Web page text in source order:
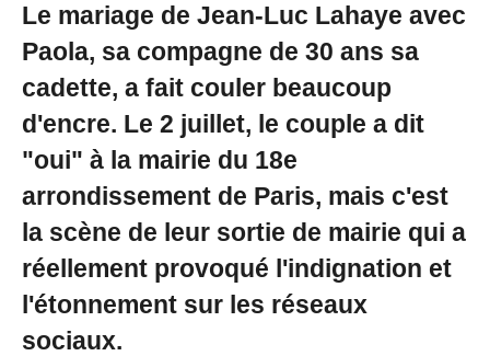
Le mariage de Jean-Luc Lahaye avec
Paola, sa compagne de 30 ans sa
cadette, a fait couler beaucoup
d'encre. Le 2 juillet, le couple a dit
"oui" à la mairie du 18e
arrondissement de Paris, mais c'est
la scène de leur sortie de mairie qui a
réellement provoqué l'indignation et
l'étonnement sur les réseaux
sociaux.